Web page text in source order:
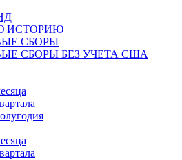
ИСТОРИЮ
СБОРЫ
СБОРЫ БЕЗ УЧЕТА США